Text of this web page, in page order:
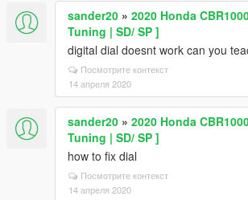
sander20 » 2020 Honda
Tuning | SD/ SP ]
digital dial doesnt work can you
Посмотрите контекст
14 апреля 2020
sander20 » 2020 Honda
Tuning | SD/ SP ]
how to fix dial
Посмотрите контекст
14 апреля 2020